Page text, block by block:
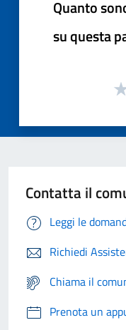
Quanto
su questa
Contatta il
Leggi le
Richiedi
Chiama il
Prenota un